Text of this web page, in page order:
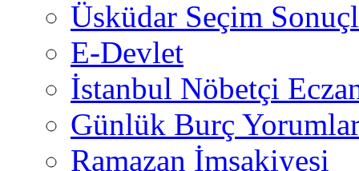
Üsküdar Seçim
E-Devlet
İstanbul Nöbetçi
Günlük Burç
Ramazan İmsakiyesi